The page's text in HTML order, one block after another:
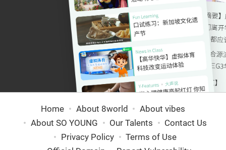
Home About 8world
About vibes
About SO YOUNG
Our Talents
Contact Us
Privacy Policy
Terms of Use